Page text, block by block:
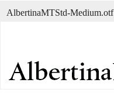
AlbertinaMTStd-Medium.otf